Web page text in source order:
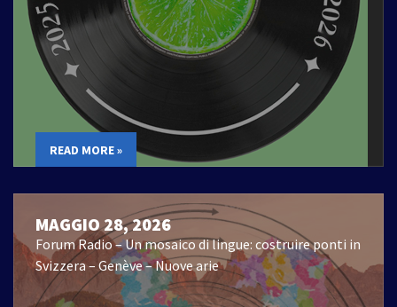
READ MORE »
MAGGIO 28, 2026
Forum Radio – Un mosaico di lingue: costruire ponti in
Svizzera – Genève – Nuove arie